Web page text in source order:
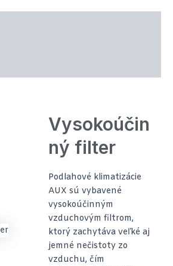
Vysokoúčin
ný filter
Podlahové klimatizácie
AUX sú vybavené
vysokoúčinným
vzduchovým filtrom,
ktorý zachytáva veľké aj
jemné nečistoty zo
vzduchu, čím